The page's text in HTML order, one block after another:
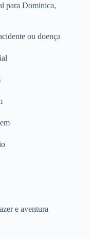
para Dominica,
ou doença
e aventura